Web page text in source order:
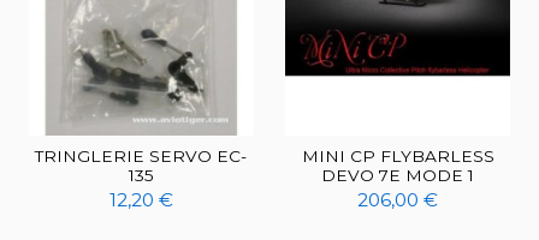
TRINGLERIE SERVO EC-
135
12,20 €
MINI CP FLYBARLESS
DEVO 7E MODE 1
206,00 €